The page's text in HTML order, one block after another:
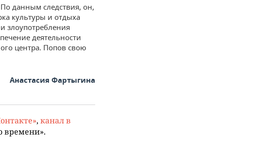
По данным следствия, он,
культуры и отдыха
злоупотребления
деятельности
центра. Попов свою
Анастасия Фартыгина
, канал в
времени».